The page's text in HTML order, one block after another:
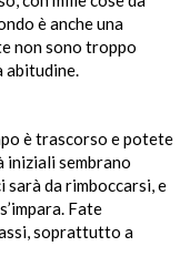
è anche una
non sono troppo
abitudine.
è trascorso e potete
iniziali sembrano
sarà da rimboccarsi, e
Fate
soprattutto a